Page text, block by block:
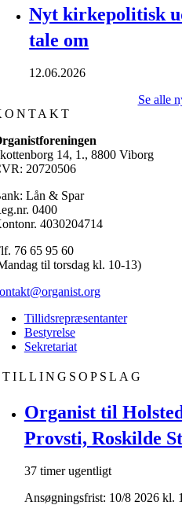
Nyt kirkepolitisk
tale om
12.06.2026
Se alle
14, 1., 8800 Viborg
20720506
Lån & Spar
0400
4030204714
76 65 95 60
til torsdag kl. 10-13)
Tillidsrepræsentanter
Bestyrelse
Sekretariat
Organist til
Provsti, Roskilde
37 timer ugentligt
Ansøgningsfrist: 10/8 2026 kl.